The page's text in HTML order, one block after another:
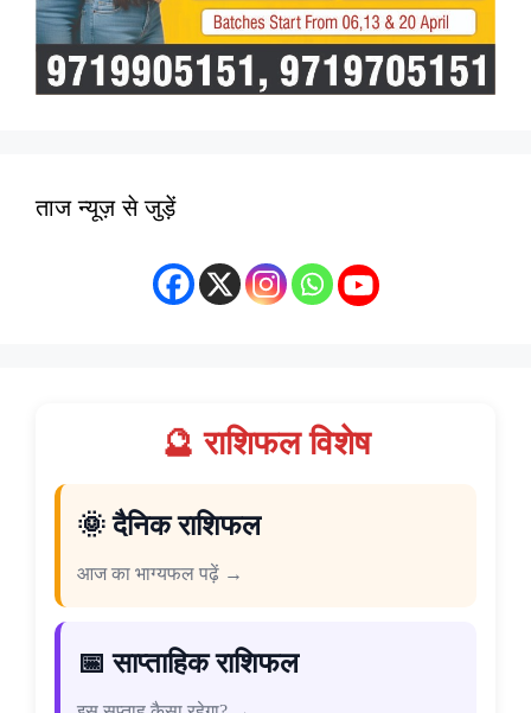
ताज न्यूज़ से जुड़ें
🔮 राशिफल विशेष
🌞 दैनिक राशिफल
आज का भाग्यफल पढ़ें →
📅 साप्ताहिक राशिफल